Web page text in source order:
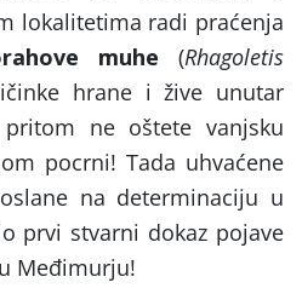
lokalitetima radi praćenja
muhe (Rhagoletis
hrane i žive unutar
ne oštete vanjsku
pocrni! Tada uhvaćene
na determinaciju u
prvi stvarni dokaz pojave
Međimurju!